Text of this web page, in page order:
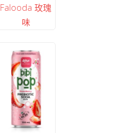
Falooda 玫瑰
味